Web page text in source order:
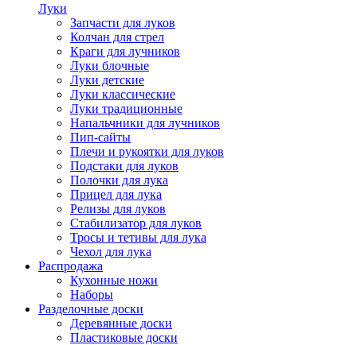
Луки
Запчасти для луков
Колчан для стрел
Краги для лучников
Луки блочные
Луки детские
Луки классические
Луки традиционные
Напальчники для лучников
Пип-сайты
Плечи и рукоятки для луков
Подстаки для луков
Полочки для лука
Прицел для лука
Релизы для луков
Стабилизатор для луков
Тросы и тетивы для лука
Чехол для лука
Распродажа
Кухонные ножи
Наборы
Разделочные доски
Деревянные доски
Пластиковые доски